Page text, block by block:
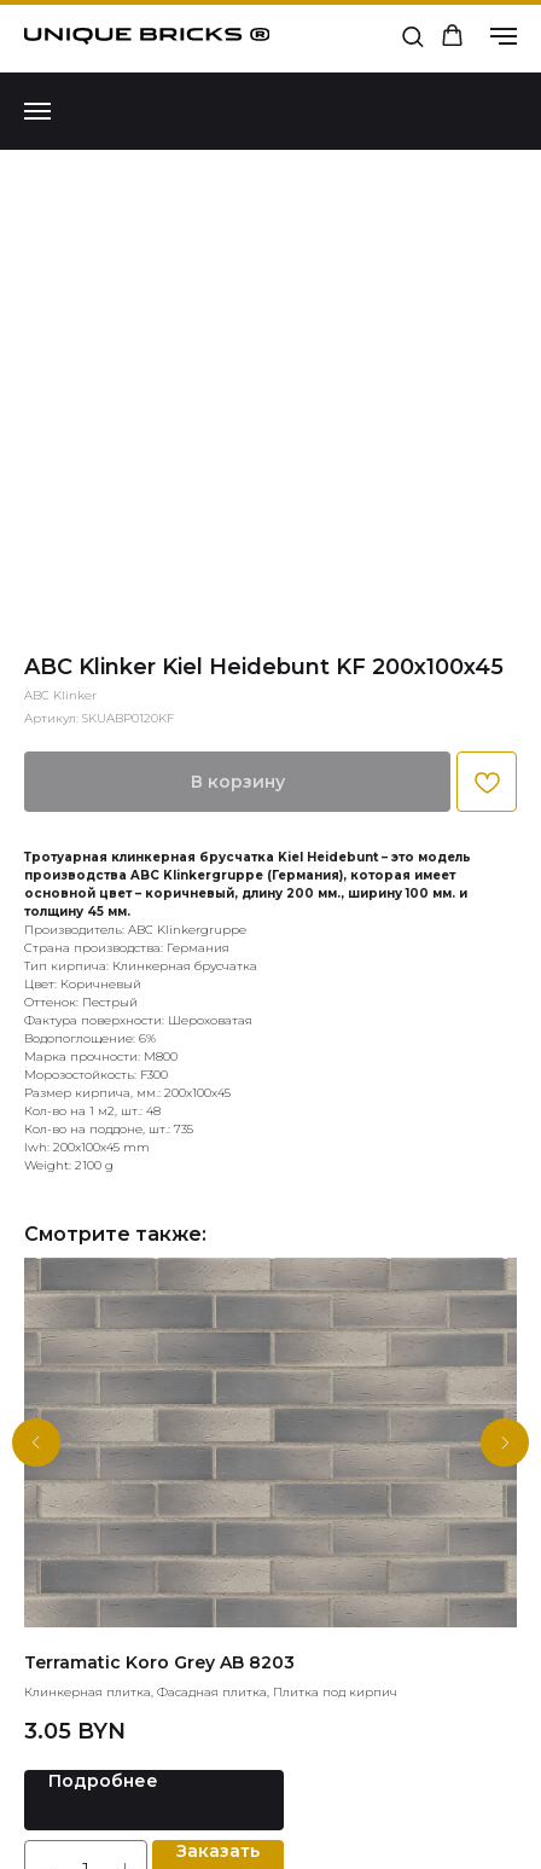
ABC Klinker Kiel Heidebunt KF 200x100x45
ABC Klinker
Артикул: SKUABP0120KF
В корзину
Тротуарная клинкерная брусчатка Kiel Heidebunt – это модель
производства ABC Klinkergruppe (Германия), которая имеет
основной цвет – коричневый, длину 200 мм., ширину 100 мм. и
толщину 45 мм.
Производитель: ABC Klinkergruppe
Страна производства: Германия
Тип кирпича: Клинкерная брусчатка
Цвет: Коричневый
Оттенок: Пестрый
Фактура поверхности: Шероховатая
Водопоглощение: 6%
Марка прочности: М800
Морозостойкость: F300
Размер кирпича, мм.: 200х100х45
Кол-во на 1 м2, шт.: 48
Кол-во на поддоне, шт.: 735
lwh: 200x100x45 mm
Weight: 2100 g
Смотрите также:
Terramatic Koro Grey AB 8203
Клинкерная плитка, Фасадная плитка, Плитка под кирпич
3.05 BYN
Подробнее
Заказать